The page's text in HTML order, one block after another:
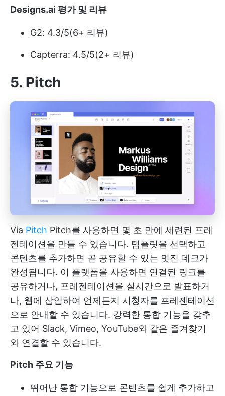
Designs.ai 평가 및 리뷰
G2: 4.3/5(6+ 리뷰)
Capterra: 4.5/5(2+ 리뷰)
5. Pitch
Via Pitch Pitch를 사용하면 몇 초 만에 세련된 프레
젠테이션을 만들 수 있습니다. 템플릿을 선택하고
콘텐츠를 추가하면 곧 공유할 수 있는 멋진 데크가
완성됩니다. 이 플랫폼을 사용하면 연결된 링크를
공유하거나, 프레젠테이션을 실시간으로 발표하거
나, 웹에 삽입하여 언제든지 시청자를 프레젠테이션
으로 안내할 수 있습니다. 강력한 통합 기능을 갖추
고 있어 Slack, Vimeo, YouTube와 같은 즐겨찾기
와 연결할 수 있습니다.
Pitch 주요 기능
뛰어난 통합 기능으로 콘텐츠를 쉽게 추가하고